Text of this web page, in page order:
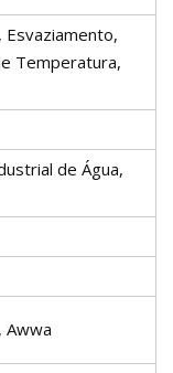
Esvaziamento,
Temperatura,
de Água,
Awwa